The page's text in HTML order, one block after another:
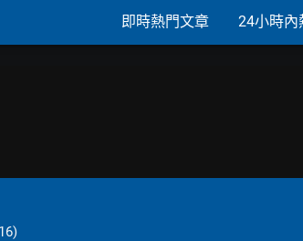
即時熱門文章 24小時內